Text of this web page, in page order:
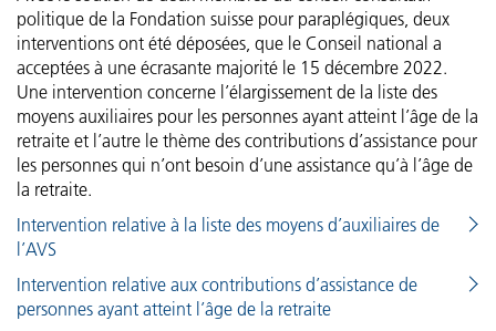
Association des bienfaiteurs de la Fondation suisse pour
Active Communication
SIRMED
ParaHelp
Orthotec
Hôtel Sempachersee
Tableau des flux de trésorerie du groupe
Tableau de variation du capital
Compte de résultat par champs de prestations
Principes des comptes du groupe
Périmètre de consolidation et de combinaison
Principes de présentation des comptes et d’évaluation
Message du responsable du projet de durabilité
Domaine énergie et infrastructure
Domaine mobilité
Domaine biodiversité
Domaine alimentation
Domaine ressources
Structure, objet et objectifs
Organes stratégiques et autres organes
Organes opérationnels
Rémunérations
Gestion des risques et système de contrôle interne
Révision
politique de la Fondation suisse pour paraplégiques, deux
interventions ont été déposées, que le Conseil national a
acceptées à une écrasante majorité le 15 décembre 2022.
Une intervention concerne l’élargissement de la liste des
moyens auxiliaires pour les personnes ayant atteint l’âge de la
retraite et l’autre le thème des contributions d’assistance pour
les personnes qui n’ont besoin d’une assistance qu’à l’âge de
la retraite.
Intervention relative à la liste des moyens d’auxiliaires de
l’AVS
Intervention relative aux contributions d’assistance de
personnes ayant atteint l’âge de la retraite